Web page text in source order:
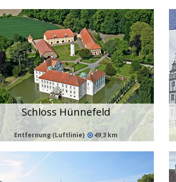
Schloss Hünnefeld
Entfernung (Luftlinie) 49,3 km